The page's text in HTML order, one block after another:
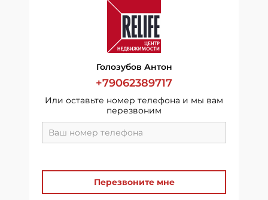
Голозубов Антон
+79062389717
Или оставьте номер телефона и мы вам
перезвоним
Перезвоните мне